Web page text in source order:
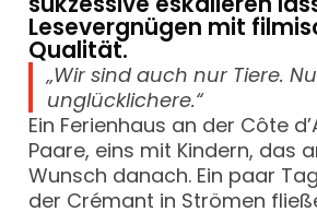
Lesevergnügen mit
Qualität.
„Wir sind auch nur Tiere.
unglücklichere.“
Ein Ferienhaus an der Côte
Paare, eins mit Kindern, das
Wunsch danach. Ein paar
der Crémant in Strömen